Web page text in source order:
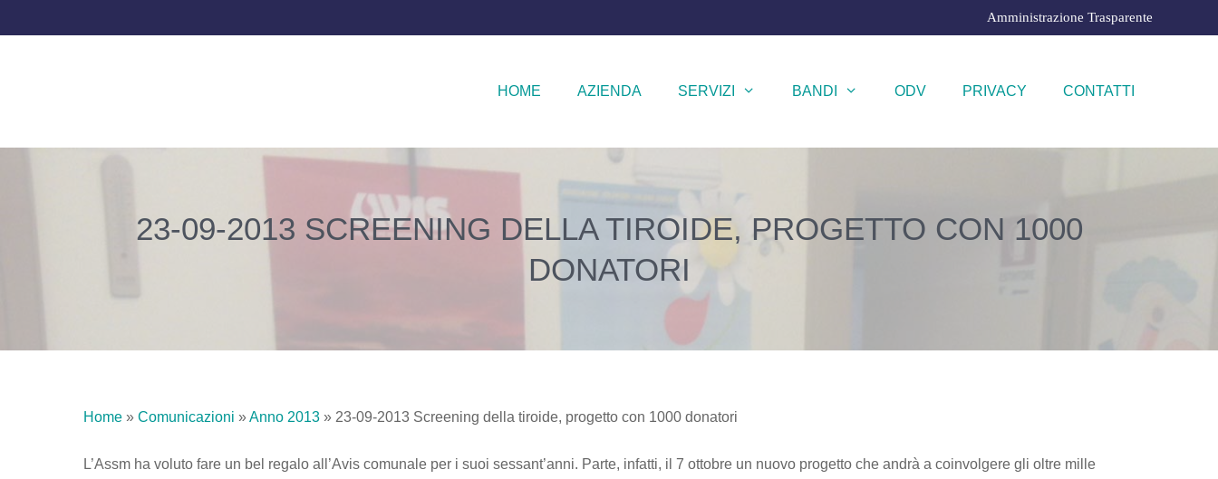
Amministrazione Trasparente
HOME AZIENDA SERVIZI BANDI ODV PRIVACY CONTATTI
23-09-2013 SCREENING DELLA TIROIDE, PROGETTO CON 1000
DONATORI
Home » Comunicazioni »Anno 2013 » 23-09-2013 Screening della tiroide, progetto con 1000 donatori
L’Assm ha voluto fare un bel regalo all’Avis comunale per i suoi sessant’anni. Parte, infatti, il 7 ottobre un nuovo progetto che andrà a coinvolgere gli oltre mille